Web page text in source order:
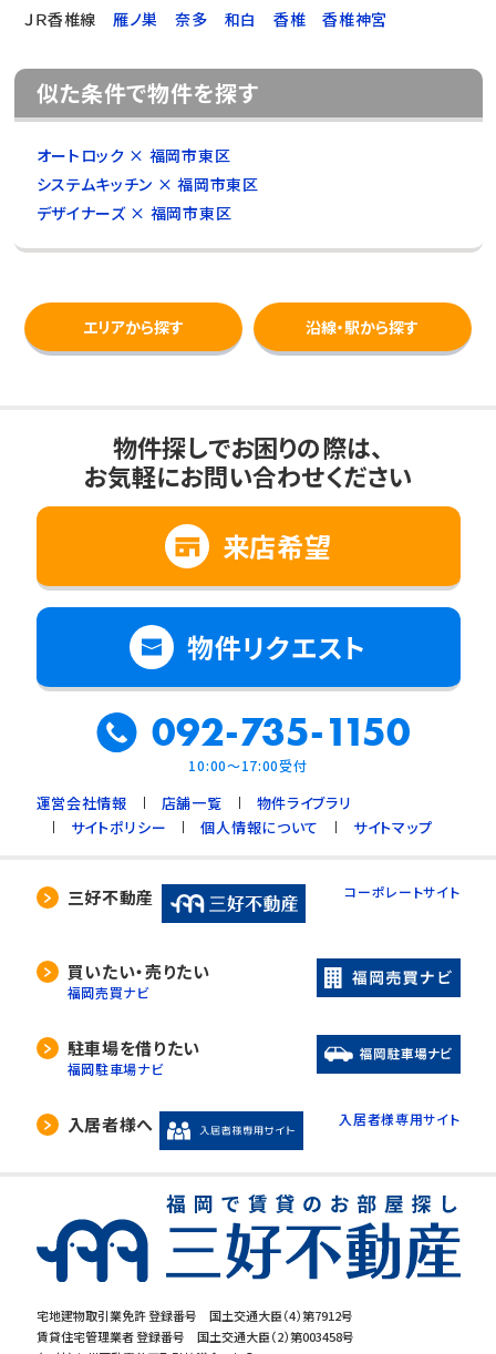
ＪＲ香椎線
雁ノ巣 奈多 和白 香椎 香椎神宮
似た条件で物件を探す
オートロック × 福岡市東区
システムキッチン × 福岡市東区
デザイナーズ × 福岡市東区
エリアから探す 沿線・駅から探す
宅地建物取引業免許 登録番号 国土交通大臣（4）第7912号
賃貸住宅管理業者 登録番号 国土交通大臣（2）第003458号
物件探しでお困りの際は、
お気軽にお問い合わせください
来店希望
物件リクエスト
092-735-1150
10:00～17:00受付
運営会社情報 店舗一覧
物件ライブラリ
サイトポリシー
個人情報について サイトマップ
三好不動産 コーポレートサイト
買いたい・売りたい
福岡売買ナビ
駐車場を借りたい
福岡駐車場ナビ
入居者様へ 入居者様専用サイト